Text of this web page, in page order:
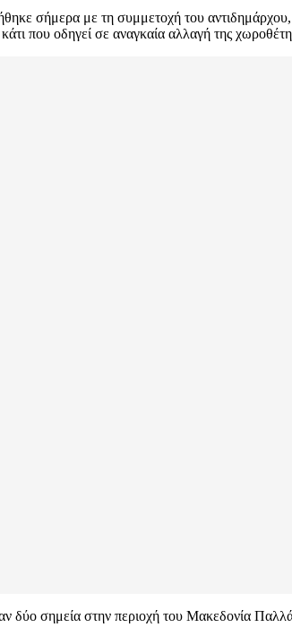
σήμερα με τη συμμετοχή του αντιδημάρχου,
που οδηγεί σε αναγκαία αλλαγή της
σημεία στην περιοχή του Μακεδονία